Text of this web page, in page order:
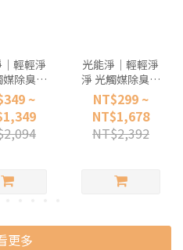
輕輕淨
媒除臭豆
~
光能淨｜輕輕淨
淨 光觸媒除臭礦
砂4kg
NT$299 ~
NT$1,678
NT$2,392
更多